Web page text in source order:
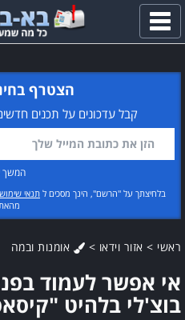
פתח
תפריט
הצטרף
קבל עדכונים על תכנים
המשך
בלחיצתך על "הרשם", הינך מסכים ל תנאי שימוש
ראשי > אזור וידאו > אומנות ובמה
אי אפשר לעמוד
בוצ'לי בלהיט